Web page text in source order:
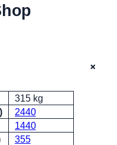
+
315 kg
2440
1440
355